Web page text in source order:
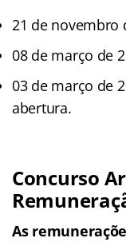
21 de novembro
08 de março de
03 de março de
abertura.
Concurso
As